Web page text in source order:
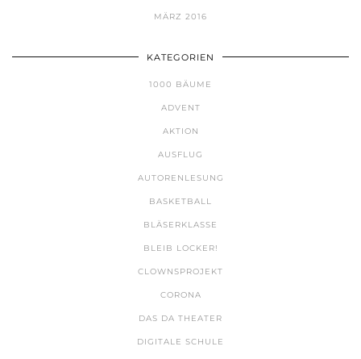
MÄRZ 2016
KATEGORIEN
1000 BÄUME
ADVENT
AKTION
AUSFLUG
AUTORENLESUNG
BASKETBALL
BLÄSERKLASSE
BLEIB LOCKER!
CLOWNSPROJEKT
CORONA
DAS DA THEATER
DIGITALE SCHULE